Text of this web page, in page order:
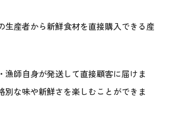
生産者から新鮮食材を直接購入できる産
漁師自身が発送して直接顧客に届けま
別な味や新鮮さを楽しむことができま